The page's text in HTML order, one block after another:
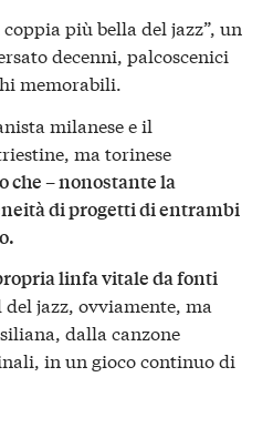
più bella del jazz”, un
decenni, palcoscenici
memorabili.
milanese e il
ma torinese
che – nonostante la
di progetti di entrambi
linfa vitale da fonti
jazz, ovviamente, ma
dalla canzone
in un gioco continuo di